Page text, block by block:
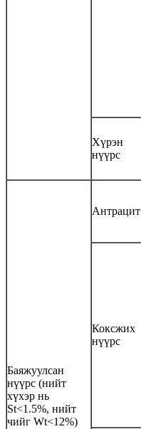
Хүрэн
нүүрс
Баяжуулсан
нүүрс (нийт
хүхэр нь
St<1.5%, нийт
чийг Wt<12%)
Антрацит
Коксжих
нүүрс